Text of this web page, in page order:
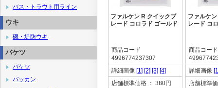
ファルケン R クイックブ
レード コロラド ゴールド
商品コード
4996774237307
詳細画像 [1] [2] [3] [4]
店舗標準価格 ： 380円
ファルケ
レード コ
商品コード
詳細画像
店舗標準
バス・トラウト用ライン
ウキ
磯・堤防ウキ
バケツ
バケツ
バッカン